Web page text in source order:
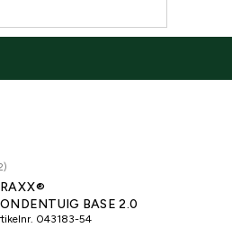
BASE 2.0
043183-54